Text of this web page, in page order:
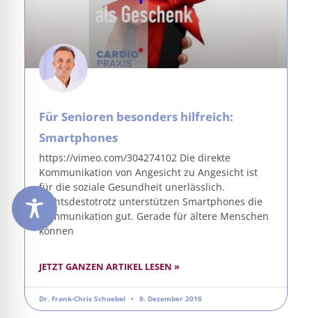
Für Senioren besonders hilfreich:
Smartphones
https://vimeo.com/304274102 Die direkte
Kommunikation von Angesicht zu Angesicht ist
für die soziale Gesundheit unerlässlich.
Nichtsdestotrotz unterstützen Smartphones die
Kommunikation gut. Gerade für ältere Menschen
können
JETZT GANZEN ARTIKEL LESEN »
Dr. Frank-Chris Schoebel 9. Dezember 2016